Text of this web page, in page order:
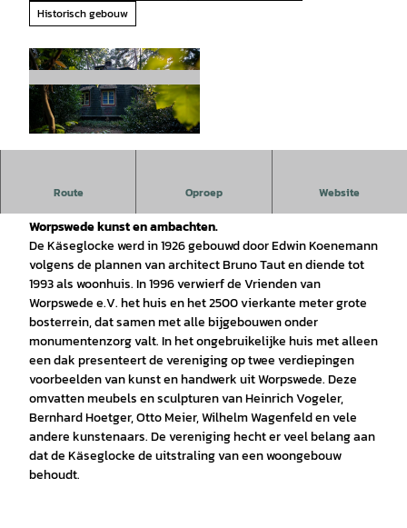
Historisch gebouw
Route Oproep Website
Een ronde huis van de schrijver en 1e Worpswede reisleider
Worpswede kunst en ambachten.
De Käseglocke werd in 1926 gebouwd door Edwin Koenemann
volgens de plannen van architect Bruno Taut en diende tot
1993 als woonhuis. In 1996 verwierf de Vrienden van
Worpswede e.V. het huis en het 2500 vierkante meter grote
bosterrein, dat samen met alle bijgebouwen onder
monumentenzorg valt. In het ongebruikelijke huis met alleen
een dak presenteert de vereniging op twee verdiepingen
voorbeelden van kunst en handwerk uit Worpswede. Deze
omvatten meubels en sculpturen van Heinrich Vogeler,
Bernhard Hoetger, Otto Meier, Wilhelm Wagenfeld en vele
andere kunstenaars. De vereniging hecht er veel belang aan
dat de Käseglocke de uitstraling van een woongebouw
behoudt.